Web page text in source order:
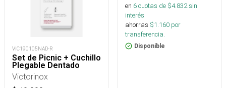
VIC190105NAD-R
Set de Picnic + Cuchillo
Plegable Dentado
Victorinox
en 6cuotas de $4.832sin
interés
ahorras $1.160 por
transferencia.
Disponible